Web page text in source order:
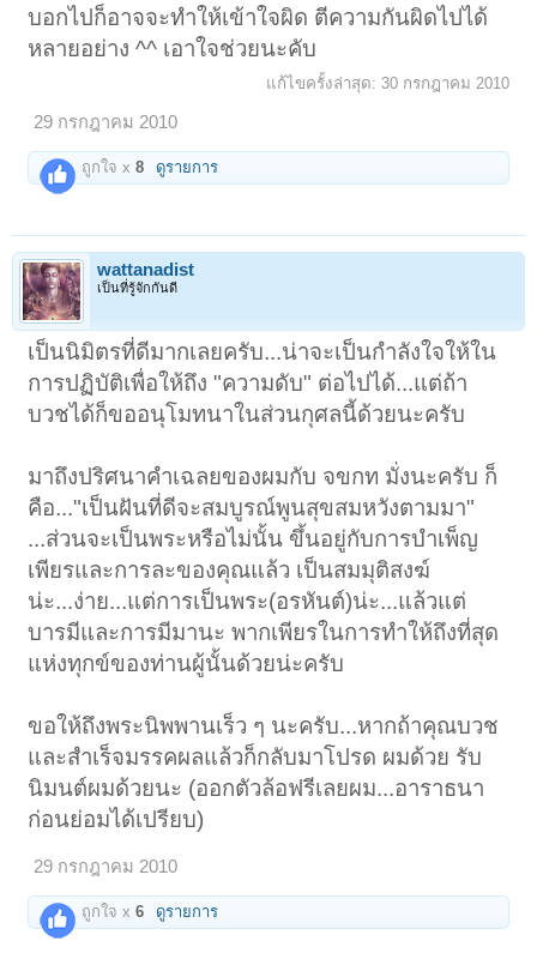
บอกไปก็อาจจะทำให้เข้าใจผิด ตีความกันผิดไปได้
หลายอย่าง ^^ เอาใจช่วยนะคับ
แก้ไขครั้งล่าสุด: 30 กรกฎาคม 2010
29 กรกฎาคม 2010
ถูกใจ x8 ดูรายการ
wattanadist
เป็นที่รู้จักกันดี
เป็นนิมิตรที่ดีมากเลยครับ...น่าจะเป็นกำลังใจให้ใน
การปฏิบัติเพื่อให้ถึง "ความดับ" ต่อไปได้...แต่ถ้า
บวชได้ก็ขออนุโมทนาในส่วนกุศลนี้ด้วยนะครับ
มาถึงปริศนาคำเฉลยของผมกับ จขกท มั่งนะครับ ก็
คือ..."เป็นฝันที่ดีจะสมบูรณ์พูนสุขสมหวังตามมา"
...ส่วนจะเป็นพระหรือไม่นั้น ขึ้นอยู่กับการบำเพ็ญ
เพียรและการละของคุณแล้ว เป็นสมมุติสงฆ์
น่ะ...ง่าย...แต่การเป็นพระ(อรหันต์)น่ะ...แล้วแต่
บารมีและการมีมานะ พากเพียรในการทำให้ถึงที่สุด
แห่งทุกข์ของท่านผู้นั้นด้วยน่ะครับ
ขอให้ถึงพระนิพพานเร็ว ๆ นะครับ...หากถ้าคุณบวช
และสำเร็จมรรคผลแล้วก็กลับมาโปรด ผมด้วย รับ
นิมนต์ผมด้วยนะ (ออกตัวล้อฟรีเลยผม...อาราธนา
ก่อนย่อมได้เปรียบ)
29 กรกฎาคม 2010
ถูกใจ x6 ดูรายการ